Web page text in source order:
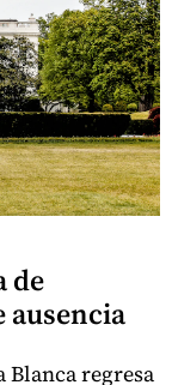
de
ausencia
Blanca regresa